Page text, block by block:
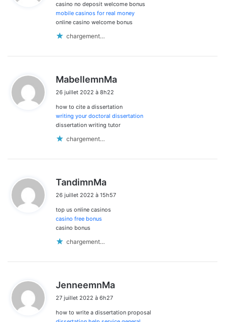
:
casino no deposit welcome bonus
mobile casinos for real money
online casino welcome bonus
chargement…
MabellemnMa
:
26 juillet 2022 à 8h22
how to cite a dissertation
writing your doctoral dissertation
dissertation writing tutor
chargement…
TandimnMa
t
26 juillet 2022 à 15h57
top us online casinos
casino free bonus
casino bonus
chargement…
JenneemnMa
:
27 juillet 2022 à 6h27
how to write a dissertation proposal